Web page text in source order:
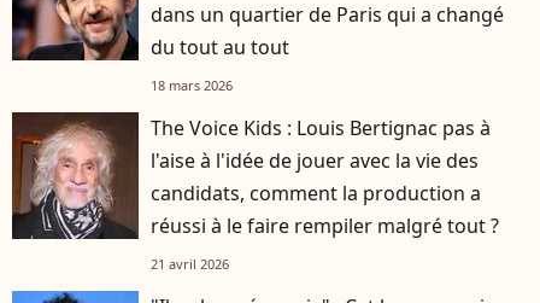
dans un quartier de Paris qui a changé
du tout au tout
18 mars 2026
The Voice Kids : Louis Bertignac pas à
l'aise à l'idée de jouer avec la vie des
candidats, comment la production a
réussi à le faire rempiler malgré tout ?
21 avril 2026